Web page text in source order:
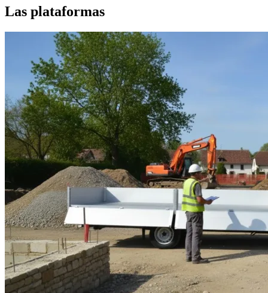
Las plataformas